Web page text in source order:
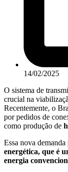
14/02/2025
O sistema de
crucial na
Recentemente, o
por pedidos de
como produção de
Essa nova
energética, que é
energia